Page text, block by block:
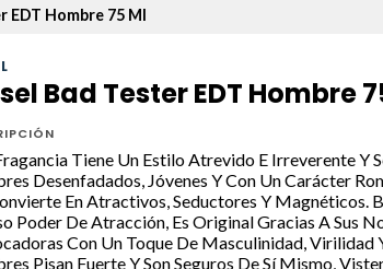
EDT Hombre 75 Ml
Bad Tester EDT Hombre
Tiene Un Estilo Atrevido E Irreverente Y
Desenfadados, Jóvenes Y Con Un Carácter
En Atractivos, Seductores Y Magnéticos.
Poder De Atracción, Es Original Gracias A Sus
Con Un Toque De Masculinidad, Virilidad
Pisan Fuerte Y Son Seguros De Sí Mismo,